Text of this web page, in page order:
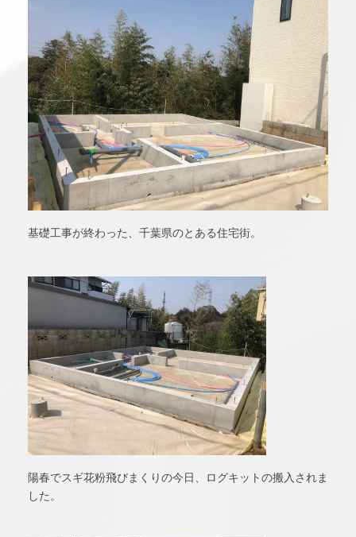
基礎工事が終わった、千葉県のとある住宅街。
陽春でスギ花粉飛びまくりの今日、ログキットの搬入されま
した。